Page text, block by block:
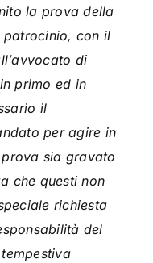
la prova della
patrocinio, con il
di
primo ed in
il
per agire in
sia gravato
che questi non
richiesta
del